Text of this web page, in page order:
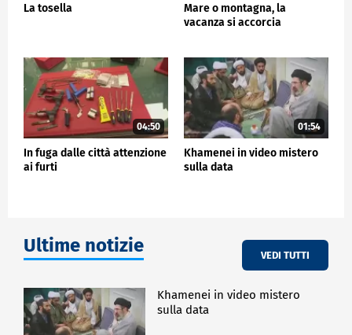
La tosella
Mare o montagna, la
vacanza si accorcia
04:50
In fuga dalle città attenzione
ai furti
01:54
Khamenei in video mistero
sulla data
Ultime notizie VEDI TUTTI
Khamenei in video mistero
sulla data